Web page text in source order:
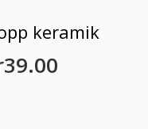
keramik
39.00